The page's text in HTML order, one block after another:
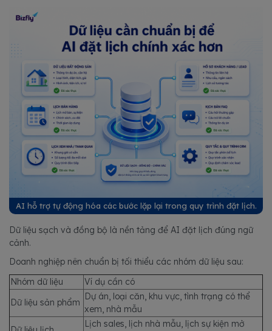
AI hỗ trợ tự động hóa các bước lặp lại trong quy trình đặt lịch.
Dữ liệu sạch và đồng bộ là nền tảng để AI đặt lịch đúng ngữ
cảnh.
Doanh nghiệp nên chuẩn bị tối thiểu các nhóm dữ liệu sau:
Nhóm dữ liệu
Ví dụ cần có
Dữ liệu sản phẩm
Dự án, loại căn, khu vực, tình trạng có thể
xem, nhà mẫu
Lịch sales, lịch nhà mẫu, lịch sự kiện mở